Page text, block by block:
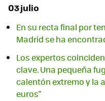
03 julio
En su recta final por
Madrid se ha
Los expertos
clave. Una pequeña
calentón extremo y la
euros"